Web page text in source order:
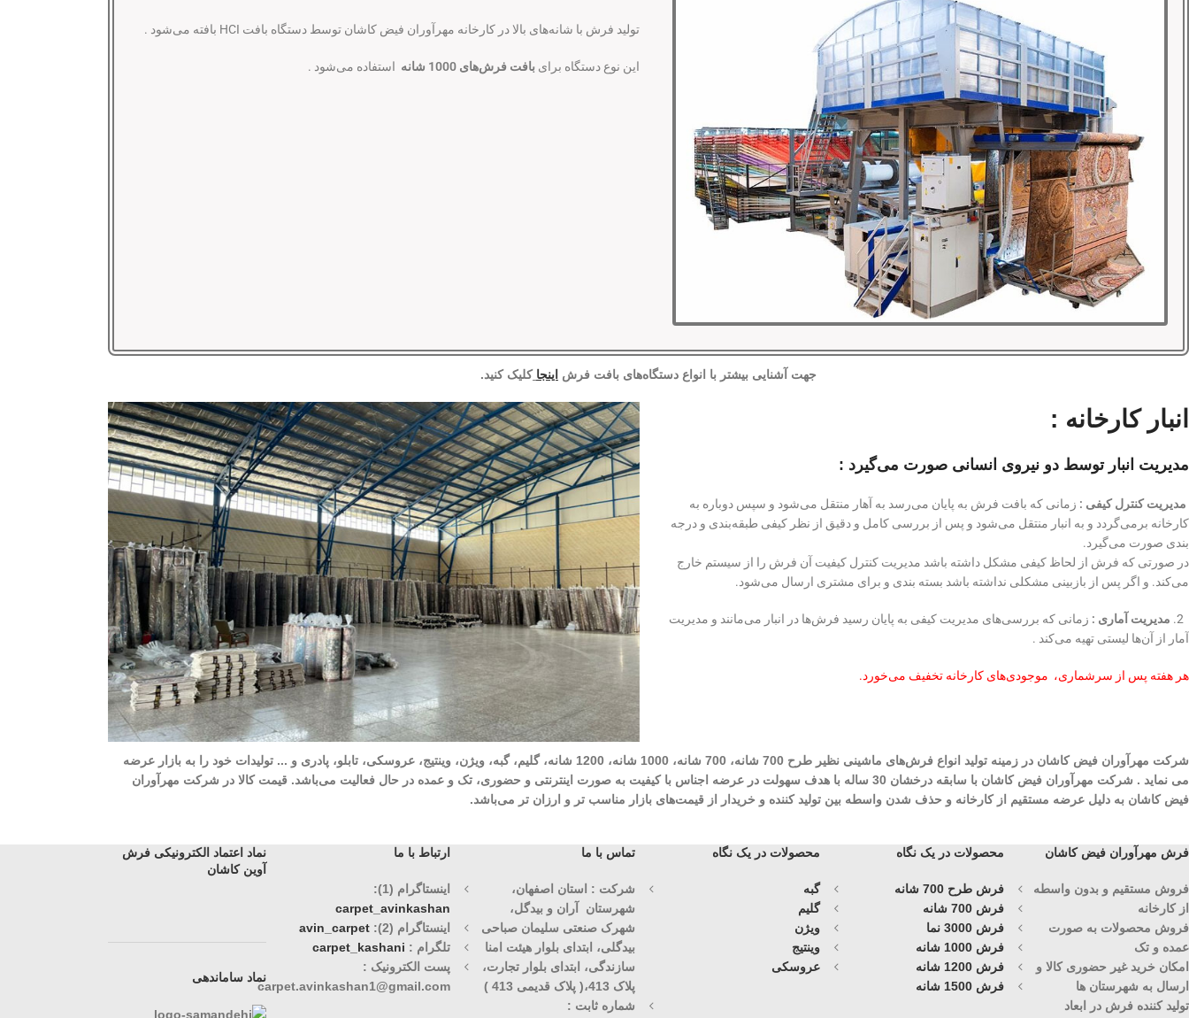
تولید فرش با شانه‌های بالا در کارخانه مهرآوران فیض کاشان توسط دستگاه بافت HCI بافته می‌شود .
این نوع دستگاه برای بافت فرش‌های 1000 شانه استفاده می‌شود .
جهت آشنایی بیشتر با انواع دستگاه‌های بافت فرش اینجا کلیک کنید.
انبار کارخانه :
مدیریت انبار توسط دو نیروی انسانی صورت می‌گیرد :
مدیریت کنترل کیفی : زمانی که بافت فرش به پایان می‌رسد به آهار منتقل می‌شود و سپس دوباره به
کارخانه برمی‌گردد و به انبار منتقل می‌شود و پس از بررسی کامل و دقیق از نظر کیفی طبقه‌بندی و درجه
بندی صورت می‌گیرد.
در صورتی که فرش از لحاظ کیفی مشکل داشته باشد مدیریت کنترل کیفیت آن فرش را از سیستم خارج
می‌کند. و اگر پس از بازبینی مشکلی نداشته باشد بسته بندی و برای مشتری ارسال می‌شود.
مدیریت آماری : زمانی که بررسی‌های مدیریت کیفی به پایان رسید فرش‌ها در انبار می‌مانند و مدیریت
آمار از آن‌ها لیستی تهیه می‌کند .
هر هفته پس از سرشماری، موجودی‌های کارخانه تخفیف می‌خورد.
شرکت مهرآوران فیض کاشان در زمینه تولید انواع فرش‌های ماشینی نظیر طرح 700 شانه، 700 شانه، 1000 شانه، 1200 شانه، گلیم، گبه، ویژن، وینتیج، عروسکی، تابلو، پادری و ... تولیدات خود را به بازار عرضه
می نماید . شرکت مهرآوران فیض کاشان با سابقه درخشان 30 ساله با هدف سهولت در عرضه اجناس با کیفیت به صورت اینترنتی و حضوری، تک و عمده در حال فعالیت می‌باشد. قیمت کالا در شرکت مهرآوران
فیض کاشان به دلیل عرضه مستقیم از کارخانه و حذف شدن واسطه بین تولید کننده و خریدار از قیمت‌های بازار مناسب تر و ارزان تر می‌باشد.
فرش مهرآوران فیض کاشان
فروش مستقیم و بدون واسطه
از کارخانه
فروش محصولات به صورت
عمده و تک
امکان خرید غیر حضوری کالا و
ارسال به شهرستان ها
تولید کننده فرش در ابعاد
محصولات در یک نگاه
فرش طرح 700 شانه
فرش 700 شانه
فرش 3000 نما
فرش 1000 شانه
فرش 1200 شانه
فرش 1500 شانه
محصولات در یک نگاه
گبه
گلیم
ویژن
وینتیج
عروسکی
تماس با ما
شرکت : استان اصفهان،
شهرستان آران و بیدگل،
شهرک صنعتی سلیمان صباحی
بیدگلی، ابتدای بلوار هیئت امنا
سازندگی، ابتدای بلوار تجارت،
پلاک 413،( پلاک قدیمی 413 )
شماره ثابت :
ارتباط با ما
اینستاگرام (1):
carpet_avinkashan
اینستاگرام (2):
avin_carpet
تلگرام : carpet_kashani
پست الکترونیک :
carpet.avinkashan1@gmail.com
نماد اعتماد الکترونیکی فرش
آوین کاشان
نماد ساماندهی